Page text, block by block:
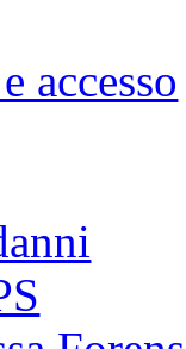
accesso